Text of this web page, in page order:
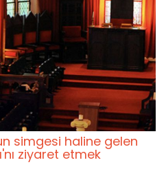
simgesi haline gelen
ziyaret etmek